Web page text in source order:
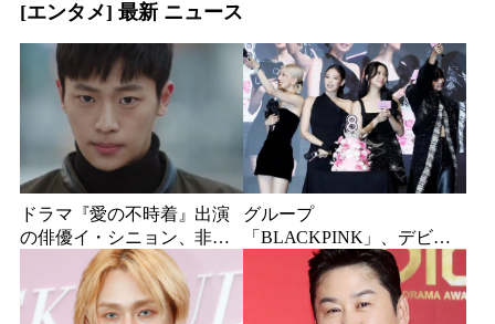
[エンタメ] 最新 ニュース
ドラマ『愛の不時着』出演
の俳優イ・シニョン、非公
開で入隊していたことを報
告…新兵教育修了日に自筆
手紙を公開
グループ
「BLACKPINK」、デビュ
ー10周年イベントに参加…
ジス、ジェニー、ロゼ、リ
サのメンバー全員が参加決